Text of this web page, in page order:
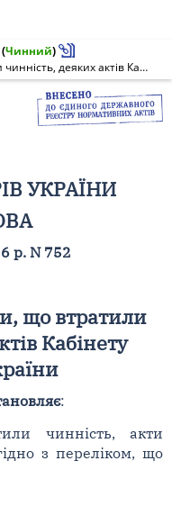
(Чинний)
Про визнання такими, що втратили чинність, деяких актів Кабінету Міністрів України